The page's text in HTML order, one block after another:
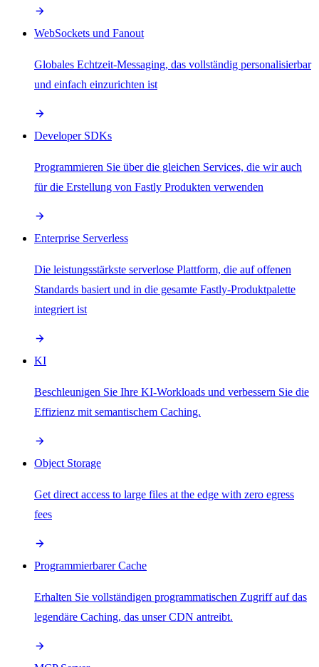
WebSockets und Fanout
Globales Echtzeit-Messaging, das vollständig personalisierbar
und einfach einzurichten ist
Developer SDKs
Programmieren Sie über die gleichen Services, die wir auch
für die Erstellung von Fastly Produkten verwenden
Enterprise Serverless
Die leistungsstärkste serverlose Plattform, die auf offenen
Standards basiert und in die gesamte Fastly-Produktpalette
integriert ist
KI
Beschleunigen Sie Ihre KI-Workloads und verbessern Sie die
Effizienz mit semantischem Caching.
Object Storage
Get direct access to large files at the edge with zero egress
fees
Programmierbarer Cache
Erhalten Sie vollständigen programmatischen Zugriff auf das
legendäre Caching, das unser CDN antreibt.